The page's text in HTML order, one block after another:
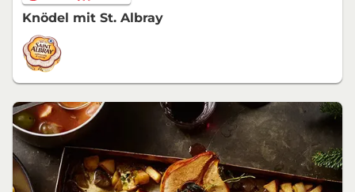
Knödel mit St. Albray